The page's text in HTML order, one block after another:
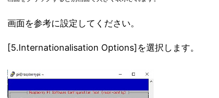
画面を参考に設定してください。
[5.Internationalisation Options]を選択します。